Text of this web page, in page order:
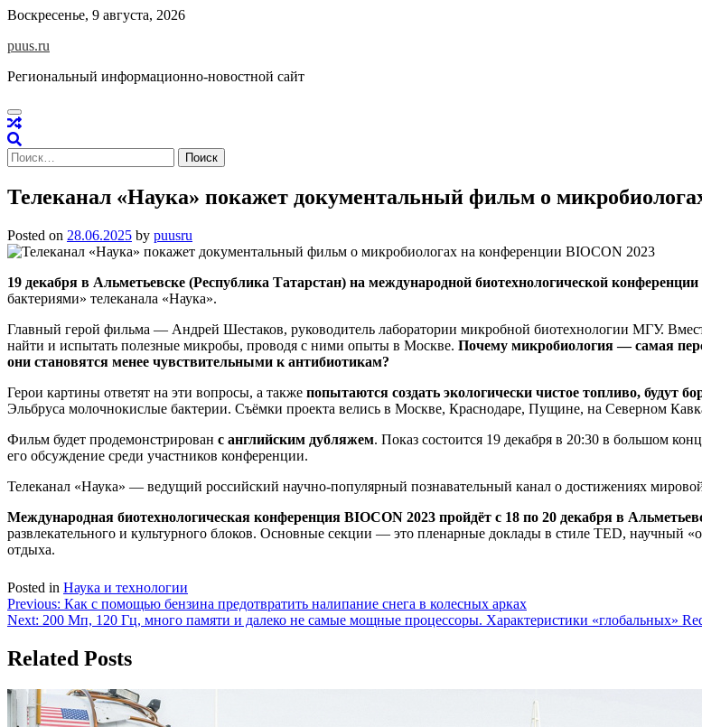
Skip
content
Воскресенье, 9 августа, 2026
puus.ru
Региональный информационно-новостной сайт
Найти:
Телеканал «Наука» покажет документальный фильм о
Posted on 28.06.2025 by puusru
19 декабря в Альметьевске (Республика Татарстан) на международной биотехнологической
бактериями» телеканала «Наука».
Главный герой фильма — Андрей Шестаков, руководитель лаборатории микробной биотехнологии МГУ.
найти и испытать полезные микробы, проводя с ними опыты в Москве. Почему микробиология — самая
они становятся менее чувствительными к антибиотикам?
Герои картины ответят на эти вопросы, а также попытаются создать экологически чистое топливо, будут
Эльбруса молочнокислые бактерии. Съёмки проекта велись в Москве, Краснодаре, Пущине, на Северном
Фильм будет продемонстрирован с английским дубляжем. Показ состоится 19 декабря в 20:30 в большом
его обсуждение среди участников конференции.
Телеканал «Наука» — ведущий российский научно-популярный познавательный канал о достижениях
Международная биотехнологическая конференция BIOCON 2023 пройдёт с 18 по 20 декабря в
развлекательного и культурного блоков. Основные секции — это пленарные доклады в стиле TED, научный
отдыха.
Posted in Наука и технологии
Навигация
по
записям
Previous: Как с помощью бензина предотвратить налипание снега в колесных арках
Next: 200 Мп, 120 Гц, много памяти и далеко не самые мощные процессоры. Характеристики «глобальных»
Related Posts